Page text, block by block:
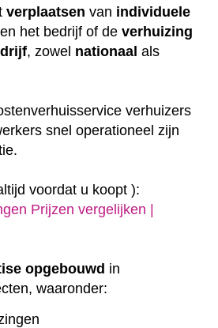
verplaatsen van individuele
het bedrijf of de verhuizing
, zowel nationaal als
verhuizers
snel operationeel zijn
voordat u koopt ):
Prijzen vergelijken |
opgebouwd in
waaronder: